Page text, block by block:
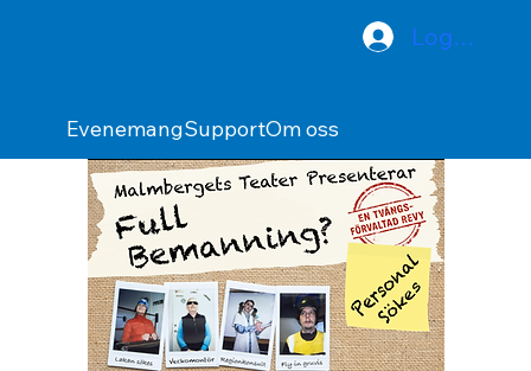
EvenemangSupportOm oss
Logga in